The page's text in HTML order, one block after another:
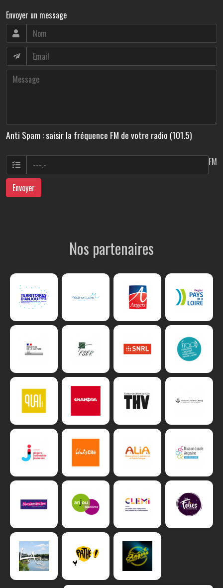
Envoyer un message
Anti Spam : saisir la fréquence FM de votre radio (101.5)
FM
Envoyer
Nos partenaires